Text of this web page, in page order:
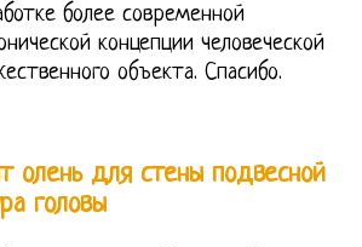
более современной
концепции человеческой
объекта. Спасибо.
олень для стены подвесной
головы